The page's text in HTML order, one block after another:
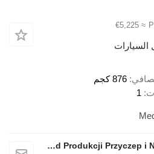
Zakład Produkcji Przyczep i Nadwozi "STIM" Małecki s.j.